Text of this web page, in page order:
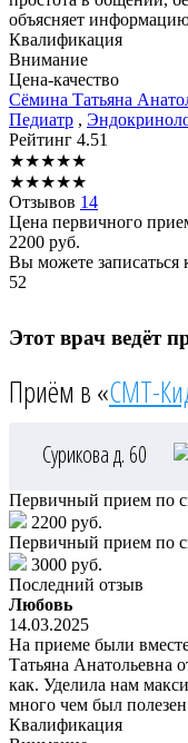
объясняет
Квалификация
Внимание
Цена-качество
Сёмина Татьяна
Педиатр ,
Рейтинг 4.51
★★★★★
★★★★★
Отзывов 14
Цена первичного
2200 руб.
Вы можете записаться
52
Этот врач ведёт
Приём в «СМТ-
Сурикова д. 60
Первичный прием по
2200 руб.
Первичный прием по
3000 руб.
Последний отзыв
Любовь
14.03.2025
На приеме были
Татьяна Анатольевна
как. Уделила нам
много чем был
Квалификация